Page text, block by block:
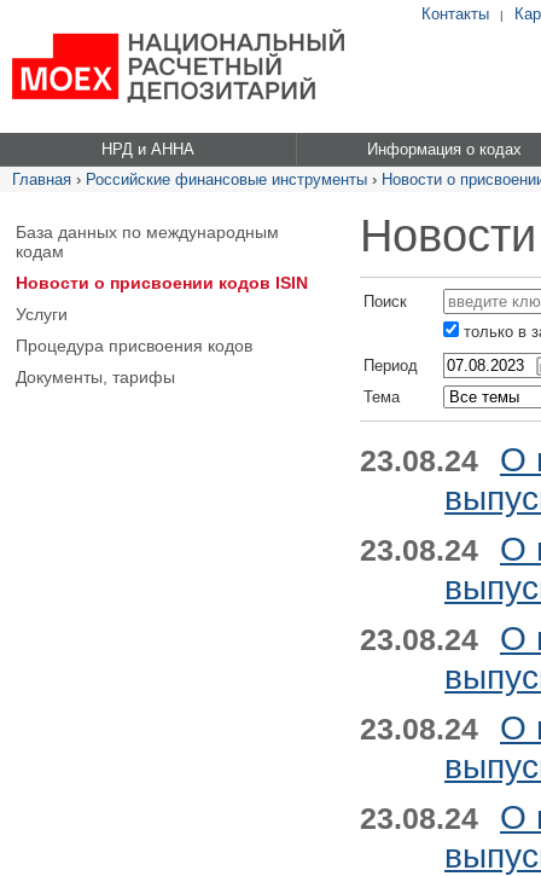
Контакты |
НРД и АННА
Информация о кодах
Главная › Российские финансовые инструменты › Новости о
База данных по международным
кодам
Новости о присвоении кодов ISIN
Услуги
Процедура присвоения кодов
Документы, тарифы
Поиск
только в
Период
Тема
23.08.24
О
23.08.24
О
23.08.24
О
23.08.24
О
23.08.24
О